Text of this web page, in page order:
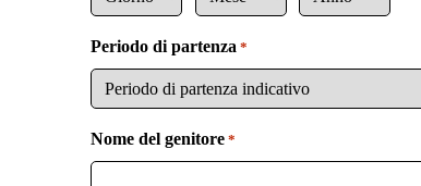
G
o
n
o
M
s
A
Periodo di partenza *
Nome del genitore *